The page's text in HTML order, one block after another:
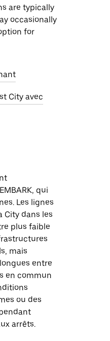
are typically
occasionally
for
City avec
qui
Les lignes
City dans les
plus faible
mais
entre
en commun
ou des
arrêts.